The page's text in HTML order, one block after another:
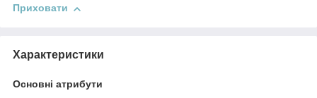
Приховати
Характеристики
Основні атрибути